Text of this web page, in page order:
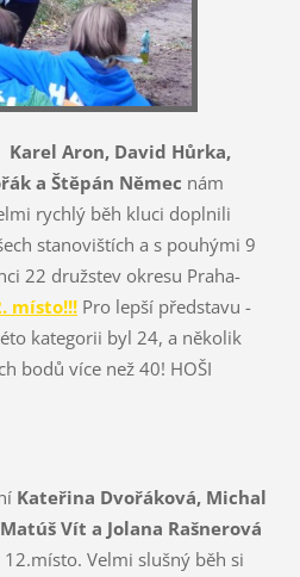
Karel Aron, David Hůrka,
a Štěpán Němec nám
rychlý běh kluci doplnili
stanovištích a s pouhými 9
22 družstev okresu Praha-
místo!!!Pro lepší představu -
kategorii byl 24, a několik
bodů více než 40! HOŠI
Kateřina Dvořáková, Michal
Vít a Jolana Rašnerová
Velmi slušný běh si